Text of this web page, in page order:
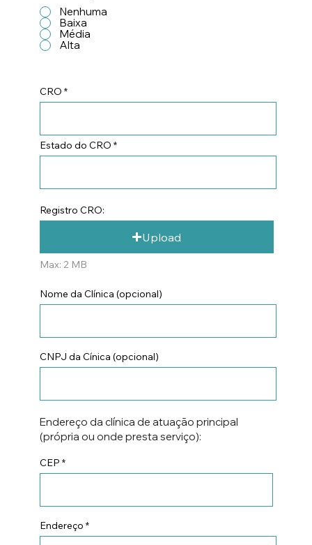
Nenhuma
Baixa
Média
Alta
CRO
Estado do CRO
Registro CRO:
Upload
Max: 2 MB
Nome da Clínica (opcional)
CNPJ da Cínica (opcional)
Endereço da clínica de atuação principal
(própria ou onde presta serviço):
CEP
Endereço